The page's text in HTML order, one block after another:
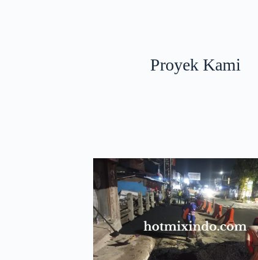
Proyek Kami